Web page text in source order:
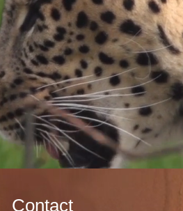
Contact